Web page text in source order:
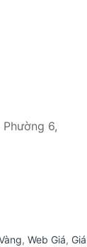
6,
, Web Giá, Giá